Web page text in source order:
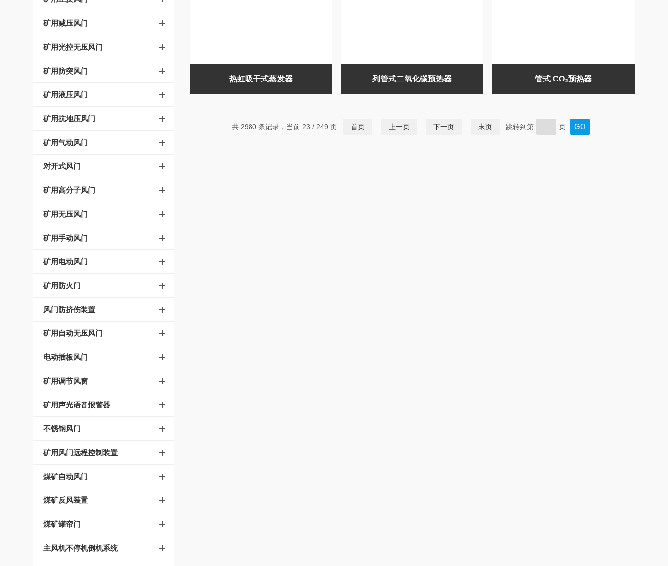
矿用减压风门
矿用光控无压风门
矿用防突风门
矿用液压风门
矿用抗地压风门
矿用气动风门
对开式风门
矿用高分子风门
矿用无压风门
矿用手动风门
矿用电动风门
矿用防火门
风门防挤伤装置
矿用自动无压风门
电动插板风门
矿用调节风窗
矿用声光语音报警器
不锈钢风门
矿用风门远程控制装置
煤矿自动风门
煤矿反风装置
煤矿罐帘门
主风机不停机倒机系统
热虹吸干式蒸发器 列管式二氧化碳预热器 管式 CO₂预热器
共 2980 条记录，当前 23 / 249 页 首页 上一页 下一页 末页 跳转到第 页